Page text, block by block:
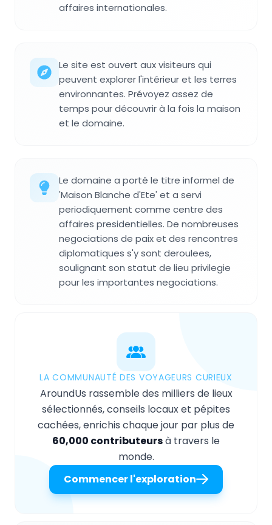
affaires internationales.
Le site est ouvert aux visiteurs qui
peuvent explorer l'intérieur et les terres
environnantes. Prévoyez assez de
temps pour découvrir à la fois la maison
et le domaine.
Le domaine a porté le titre informel de
'Maison Blanche d'Ete' et a servi
periodiquement comme centre des
affaires presidentielles. De nombreuses
negociations de paix et des rencontres
diplomatiques s'y sont deroulees,
soulignant son statut de lieu privilegie
pour les importantes negociations.
LA COMMUNAUTÉ DES VOYAGEURS CURIEUX
AroundUs rassemble des milliers de lieux
sélectionnés, conseils locaux et pépites
cachées, enrichis chaque jour par plus de
60,000 contributeursà travers le
monde.
Commencer l'exploration